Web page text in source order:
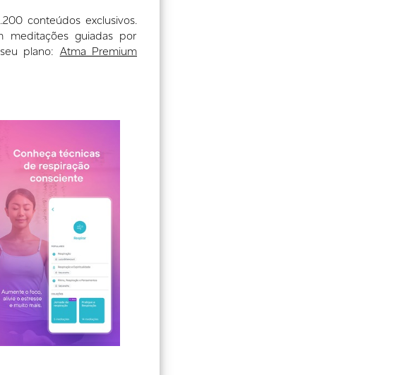
conteúdos exclusivos.
guiadas por
plano: Atma Premium